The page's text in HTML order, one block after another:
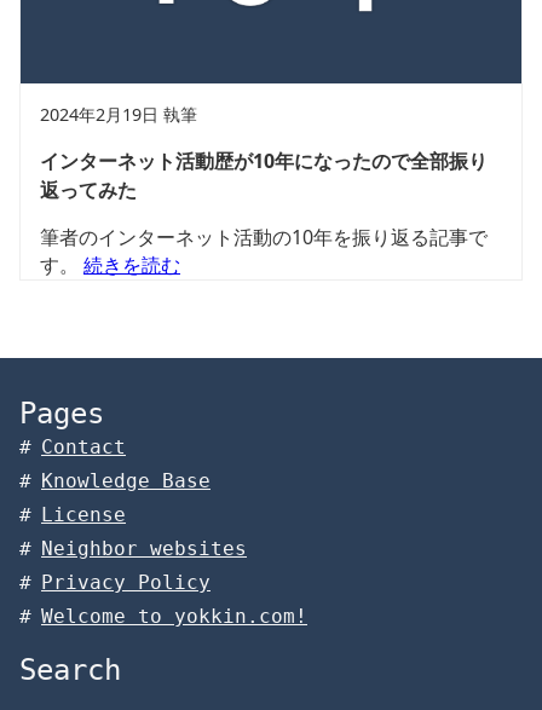
2024年2月19日 執筆
インターネット活動歴が10年になったので全部振り
返ってみた
筆者のインターネット活動の10年を振り返る記事で
す。 続きを読む
Pages
Contact
Knowledge Base
License
Neighbor websites
Privacy Policy
Welcome to yokkin.com!
Search